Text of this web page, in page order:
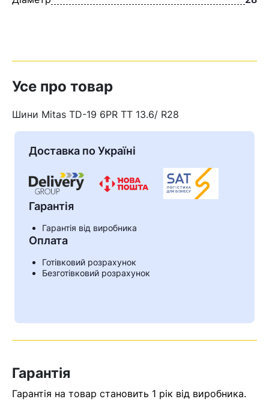
У кошику немає товарів.
Оператор зв’яжеться з вами
найближчим часом
Усе про товар
Шини Mitas TD-19 6PR TT 13.6/ R28
Доставка по Україні
Гарантія
Гарантія від виробника
Оплата
Готівковий розрахунок
Безготівковий розрахунок
Гарантія
Гарантія на товар становить 1 рік від виробника.